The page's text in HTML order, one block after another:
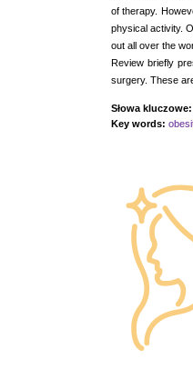
of therapy.
physical activity.
out all over the
Review briefly
surgery. These
Słowa kluczowe:
Key words: